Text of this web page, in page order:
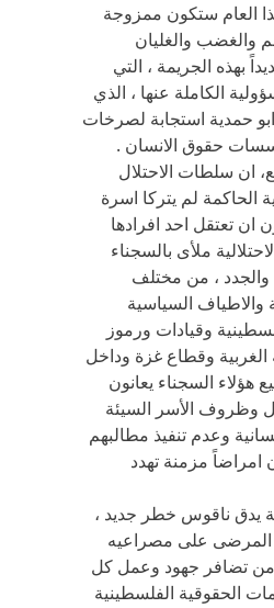
العام ستكون ممزوجة
والغضب والغليان
بهذه الجريمة ، التي
الكاملة عنها ، الذي
حمدية استجابة لصرخات
حقوق الانسان .
ان سلطات الاحتلال
الحاكمة لم يتركا اسرة
ان تعتقل احد افرادها
ملأى بالسجناء
والجدد ، من مختلف
والاطياف السياسية
وقيادات ورموز
وقطاع غزة وداخل
هؤلاء السجناء يعانون
وظروف الأسر السيئة
وعدم تنفيذ مطالبهم
امراضاً مزمنة تهدد
يدق ناقوس خطر جديد ،
المرضى على مصراعيه
تضافر جهود وعمل كل
الحقوقية الفلسطينية